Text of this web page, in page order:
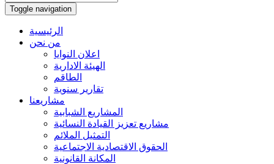
Toggle navigation
الرئيسية
من نحن
اعلان النوايا
الهيئة الادارية
الطاقم
تقارير سنوية
مشاريعنا
المشاريع الشبابية
مشاريع تعزيز القيادة النسائية
التمثيل الملائم
الحقوق الاقتصادية الاجتماعية
المكانة القانونية